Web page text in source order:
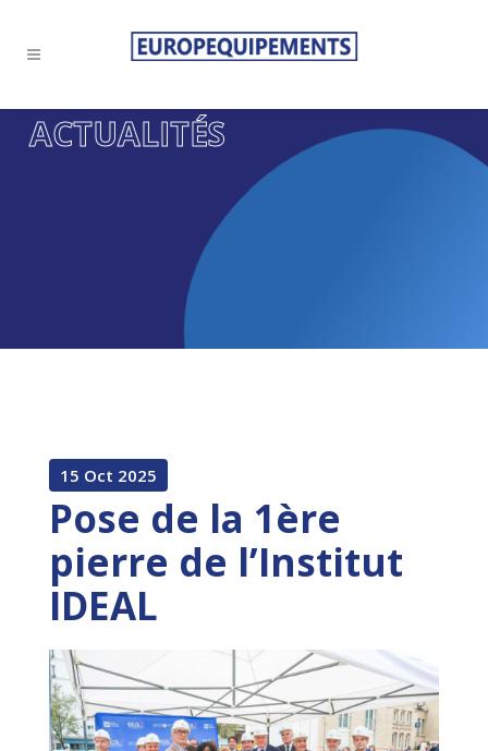
ACTUALITÉS
15 Oct 2025
Pose de la 1ère
pierre de l’Institut
IDEAL